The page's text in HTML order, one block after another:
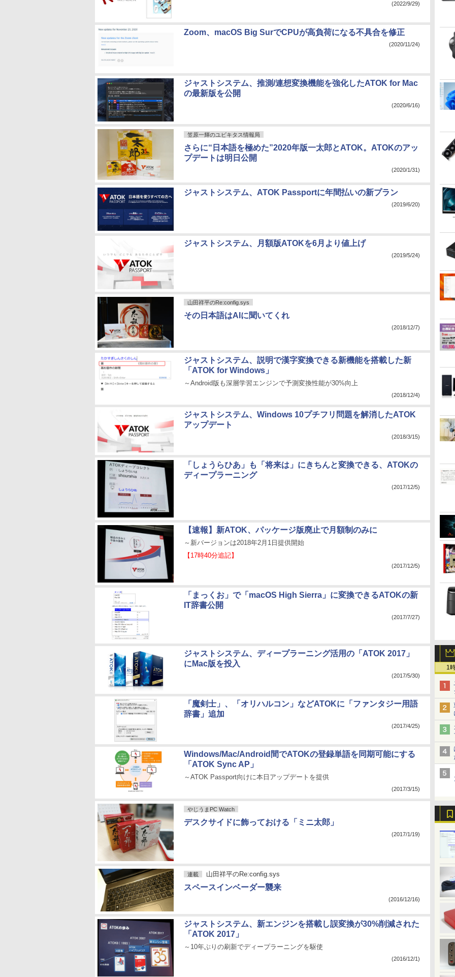
1
(2022/9/29)
Zoom、macOS Big SurでCPUが高負荷になる不具合を修正
(2020/11/24)
ジャストシステム、推測/連想変換機能を強化したATOK for Mac
の最新版を公開
(2020/6/16)
笠原一輝のユビキタス情報局
さらに“日本語を極めた”2020年版一太郎とATOK。ATOKのアッ
プデートは明日公開
(2020/1/31)
ジャストシステム、ATOK Passportに年間払いの新プラン
(2019/6/20)
ジャストシステム、月額版ATOKを6月より値上げ
(2019/5/24)
山田祥平のRe:config.sys
その日本語はAIに聞いてくれ
(2018/12/7)
ジャストシステム、説明で漢字変換できる新機能を搭載した新
「ATOK for Windows」
～Android版も深層学習エンジンで予測変換性能が30%向上
(2018/12/4)
ジャストシステム、Windows 10プチフリ問題を解消したATOK
アップデート
(2018/3/15)
「しょうらひあ」も「将来は」にきちんと変換できる、ATOKの
ディープラーニング
(2017/12/5)
【速報】新ATOK、パッケージ版廃止で月額制のみに
～新バージョンは2018年2月1日提供開始
【17時40分追記】
(2017/12/5)
「まっくお」で「macOS High Sierra」に変換できるATOKの新
IT辞書公開
(2017/7/27)
ジャストシステム、ディープラーニング活用の「ATOK 2017」
にMac版を投入
(2017/5/30)
「魔剣士」、「オリハルコン」などATOKに「ファンタジー用語
辞書」追加
(2017/4/25)
Windows/Mac/Android間でATOKの登録単語を同期可能にする
「ATOK Sync AP」
～ATOK Passport向けに本日アップデートを提供
(2017/3/15)
やじうまPC Watch
デスクサイドに飾っておける「ミニ太郎」
(2017/1/19)
連載 山田祥平のRe:config.sys
スペースインベーダー襲来
(2016/12/16)
ジャストシステム、新エンジンを搭載し誤変換が30%削減された
「ATOK 2017」
～10年ぶりの刷新でディープラーニングを駆使
(2016/12/1)